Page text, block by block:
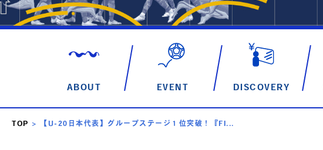
ABOUT EVENT DISCOVERY
TOP > 【U-20日本代表】グループステージ１位突破！『FI...